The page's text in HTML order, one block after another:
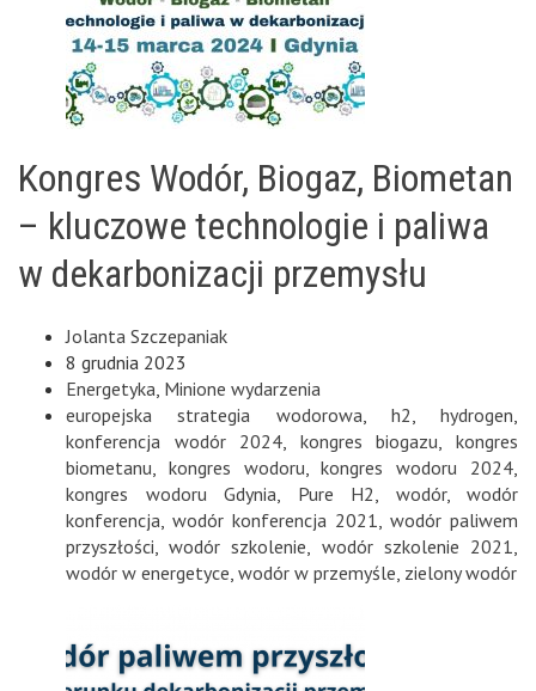
Kongres Wodór, Biogaz, Biometan
– kluczowe technologie i paliwa
w dekarbonizacji przemysłu
Jolanta Szczepaniak
8 grudnia 2023
Energetyka, Minione wydarzenia
europejska strategia wodorowa, h2, hydrogen,
konferencja wodór 2024, kongres biogazu,kongres
biometanu, kongres wodoru,kongres wodoru 2024,
kongres wodoru Gdynia, Pure H2, wodór, wodór
konferencja, wodór konferencja 2021, wodór paliwem
przyszłości,wodór szkolenie, wodór szkolenie 2021,
wodór w energetyce, wodór w przemyśle, zielony wodór